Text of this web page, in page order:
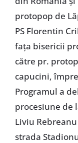
protopop de
PS Florentin
fața bisericii
către pr.
capucini,
Programul a
procesiune de
Liviu
strada